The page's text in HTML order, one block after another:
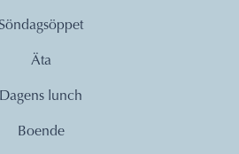
Söndagsöppet
Äta
Dagens lunch
Boende